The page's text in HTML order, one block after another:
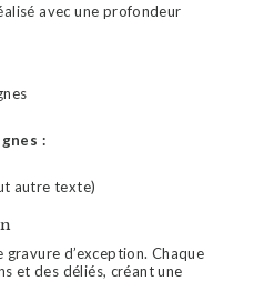
avec une profondeur
:
autre texte)
d’exception. Chaque
et des déliés, créant une